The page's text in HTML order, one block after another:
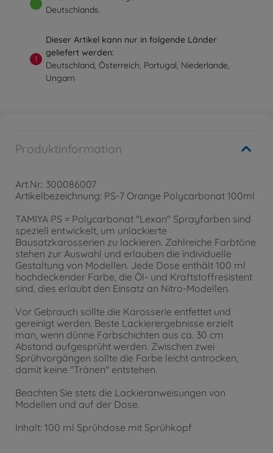
Deutschlands.
!
Dieser Artikel kann nur in folgende Länder
geliefert werden:
Deutschland, Österreich, Portugal, Niederlande,
Ungarn
Produktinformation
Art.Nr.: 300086007
Artikelbezeichnung: PS-7 Orange Polycarbonat 100ml
TAMIYA PS = Polycarbonat "Lexan" Sprayfarben sind
speziell entwickelt, um unlackierte
Bausatzkarosserien zu lackieren. Zahlreiche Farbtöne
stehen zur Auswahl und erlauben die individuelle
Gestaltung von Modellen. Jede Dose enthält 100 ml
hochdeckender Farbe, die Öl- und Kraftstoffresistent
sind, dies erlaubt den Einsatz an Nitro-Modellen.
Vor Gebrauch sollte die Karosserie entfettet und
gereinigt werden. Beste Lackierergebnisse erzielt
man, wenn dünne Farbschichten aus ca. 30 cm
Abstand aufgesprüht werden. Zwischen zwei
Sprühvorgängen sollte die Farbe leicht antrocken,
damit keine "Tränen" entstehen.
Beachten Sie stets die Lackieranweisungen von
Modellen und auf der Dose.
Inhalt: 100 ml Sprühdose mit Sprühkopf